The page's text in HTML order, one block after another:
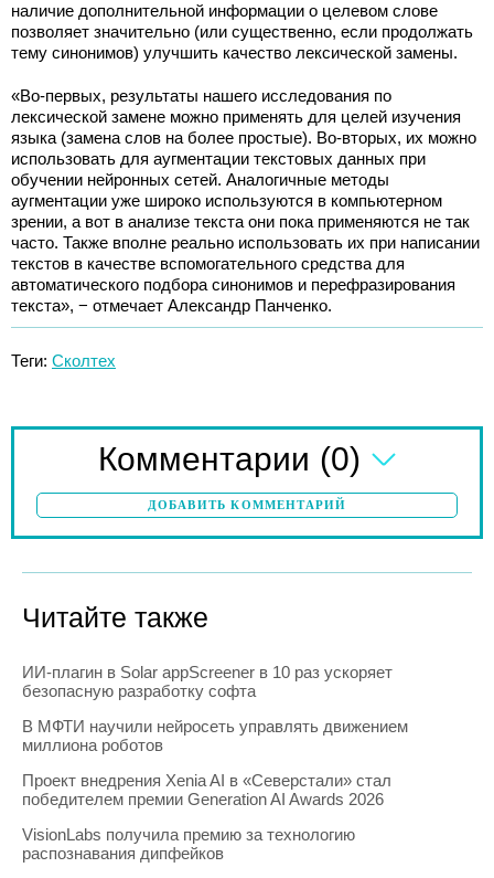
наличие дополнительной информации о целевом слове
позволяет значительно (или существенно, если продолжать
тему синонимов) улучшить качество лексической замены.
«Во-первых, результаты нашего исследования по
лексической замене можно применять для целей изучения
языка (замена слов на более простые). Во-вторых, их можно
использовать для аугментации текстовых данных при
обучении нейронных сетей. Аналогичные методы
аугментации уже широко используются в компьютерном
зрении, а вот в анализе текста они пока применяются не так
часто. Также вполне реально использовать их при написании
текстов в качестве вспомогательного средства для
автоматического подбора синонимов и перефразирования
текста», − отмечает Александр Панченко.
Теги: Сколтех
Комментарии (0)
ДОБАВИТЬ КОММЕНТАРИЙ
Читайте также
ИИ-плагин в Solar appScreener в 10 раз ускоряет
безопасную разработку софта
В МФТИ научили нейросеть управлять движением
миллиона роботов
Проект внедрения Xenia AI в «Северстали» стал
победителем премии Generation AI Awards 2026
VisionLabs получила премию за технологию
распознавания дипфейков